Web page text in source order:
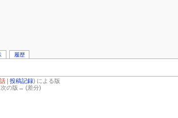
| 投稿記録) による版
の版→ (差分)
履歴